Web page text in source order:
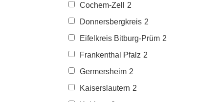
Cochem-Zell
2
Donnersbergkreis 2
Eifelkreis Bitburg-Prüm 2
Frankenthal Pfalz 2
Germersheim 2
Kaiserslautern 2